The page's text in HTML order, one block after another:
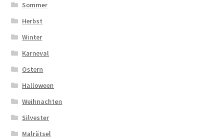
Sommer
Herbst
Winter
Karneval
Ostern
Halloween
Weihnachten
Silvester
Malrätsel